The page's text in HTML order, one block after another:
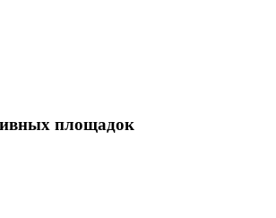
площадок